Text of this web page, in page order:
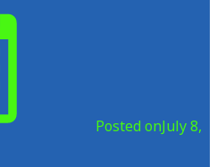
Posted onJuly 8,